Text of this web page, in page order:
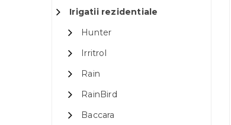
Irigatii rezidentiale
Hunter
Irritrol
Rain
RainBird
Baccara